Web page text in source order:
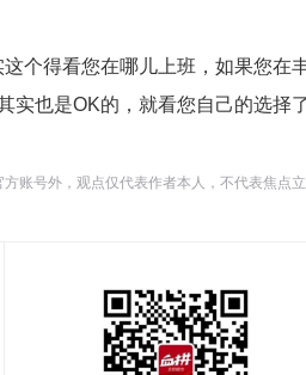
个得看您在哪儿上班，如果您在
也是OK的，就看您自己的选择了
账号外，观点仅代表作者本人，不代表焦点立